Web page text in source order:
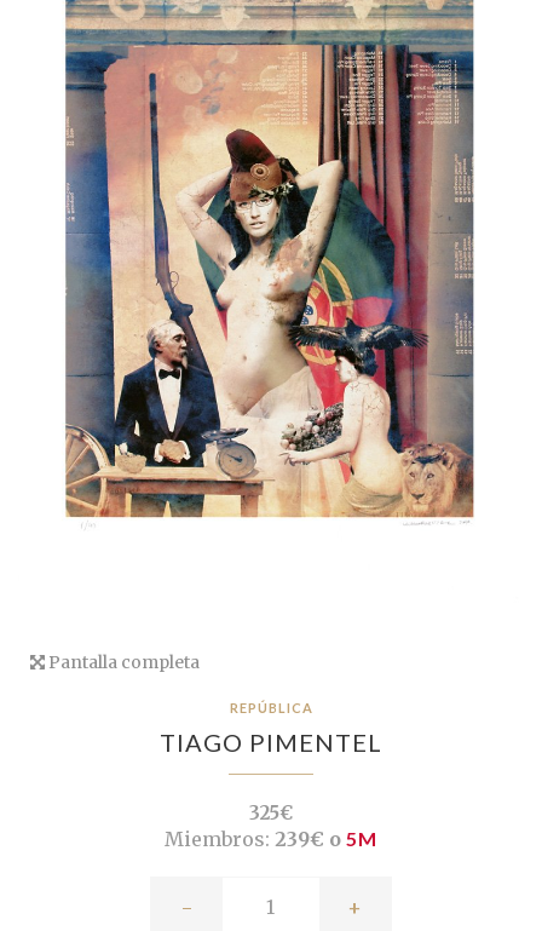
Pantalla completa
REPÚBLICA
TIAGO PIMENTEL
325€
Miembros: 239€ o 5M
- +